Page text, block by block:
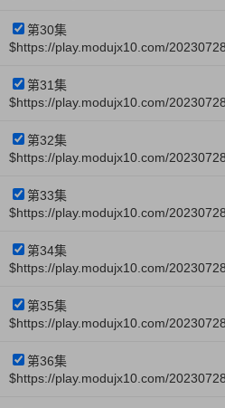
第30集
$https://play.modujx10.com/
第31集
$https://play.modujx10.com/
第32集
$https://play.modujx10.com/
第33集
$https://play.modujx10.com/
第34集
$https://play.modujx10.com/
第35集
$https://play.modujx10.com/
第36集
$https://play.modujx10.com/